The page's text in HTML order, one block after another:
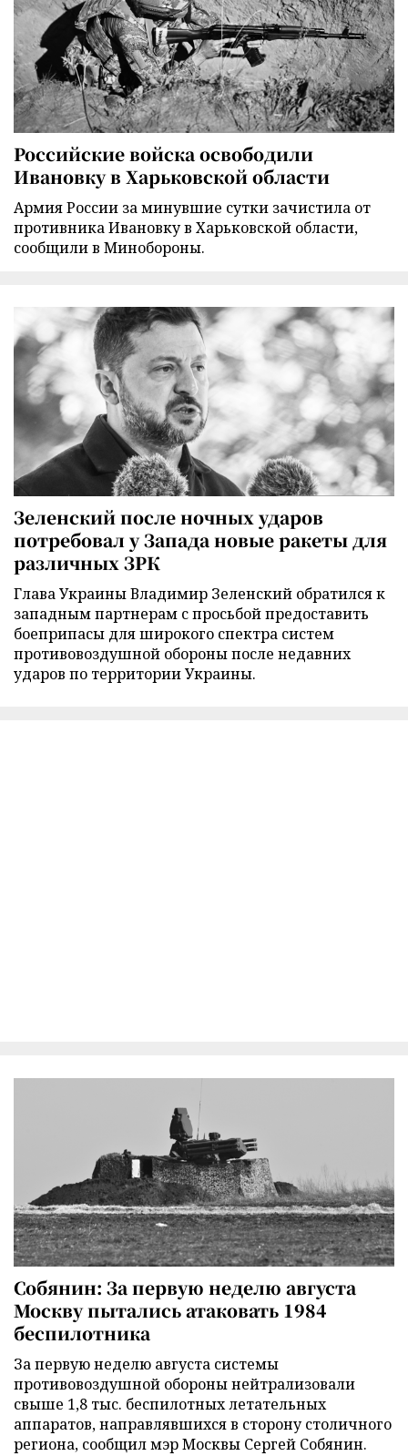
Российские войска освободили
Ивановку в Харьковской области
Армия России за минувшие сутки зачистила от
противника Ивановку в Харьковской области,
сообщили в Минобороны.
Зеленский после ночных ударов
потребовал у Запада новые ракеты для
различных ЗРК
Глава Украины Владимир Зеленский обратился к
западным партнерам с просьбой предоставить
боеприпасы для широкого спектра систем
противовоздушной обороны после недавних
ударов по территории Украины.
Собянин: За первую неделю августа
Москву пытались атаковать 1984
беспилотника
За первую неделю августа системы
противовоздушной обороны нейтрализовали
свыше 1,8 тыс. беспилотных летательных
аппаратов, направлявшихся в сторону столичного
региона, сообщил мэр Москвы Сергей Собянин.